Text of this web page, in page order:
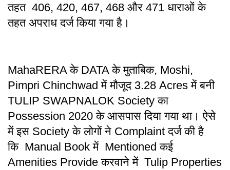
तहत 406, 420, 467, 468 और 471 धाराओं के
तहत अपराध दर्ज किया गया है।
MahaRERA के DATA के मुताबिक, Moshi,
Pimpri Chinchwad में मौजूद 3.28 Acres में बनी
TULIP SWAPNALOK Society का
Possession 2020 के आसपास दिया गया था। ऐसे
में इस Society के लोगों ने Complaint दर्ज की है
कि Manual Book में Mentioned कई
Amenities Provide करवाने में Tulip Properties